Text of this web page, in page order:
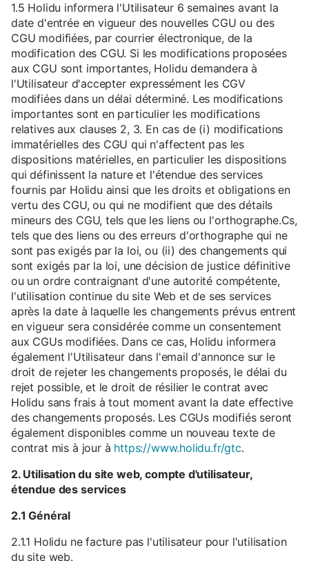
1.5 Holidu informera l'Utilisateur 6 semaines avant la
date d'entrée en vigueur des nouvelles CGU ou des
CGU modifiées, par courrier électronique, de la
modification des CGU. Si les modifications proposées
aux CGU sont importantes, Holidu demandera à
l'Utilisateur d'accepter expressément les CGV
modifiées dans un délai déterminé. Les modifications
importantes sont en particulier les modifications
relatives aux clauses 2, 3. En cas de (i) modifications
immatérielles des CGU qui n'affectent pas les
dispositions matérielles, en particulier les dispositions
qui définissent la nature et l'étendue des services
fournis par Holidu ainsi que les droits et obligations en
vertu des CGU, ou qui ne modifient que des détails
mineurs des CGU, tels que les liens ou l'orthographe.Cs,
tels que des liens ou des erreurs d'orthographe qui ne
sont pas exigés par la loi, ou (ii) des changements qui
sont exigés par la loi, une décision de justice définitive
ou un ordre contraignant d'une autorité compétente,
l'utilisation continue du site Web et de ses services
après la date à laquelle les changements prévus entrent
en vigueur sera considérée comme un consentement
aux CGUs modifiées. Dans ce cas, Holidu informera
également l'Utilisateur dans l'email d'annonce sur le
droit de rejeter les changements proposés, le délai du
rejet possible, et le droit de résilier le contrat avec
Holidu sans frais à tout moment avant la date effective
des changements proposés. Les CGUs modifiés seront
également disponibles comme un nouveau texte de
contrat mis à jour à https://www.holidu.fr/gtc.
2. Utilisation du site web, compte d'utilisateur,
étendue des services
2.1 Général
2.1.1 Holidu ne facture pas l'utilisateur pour l'utilisation
du site web.